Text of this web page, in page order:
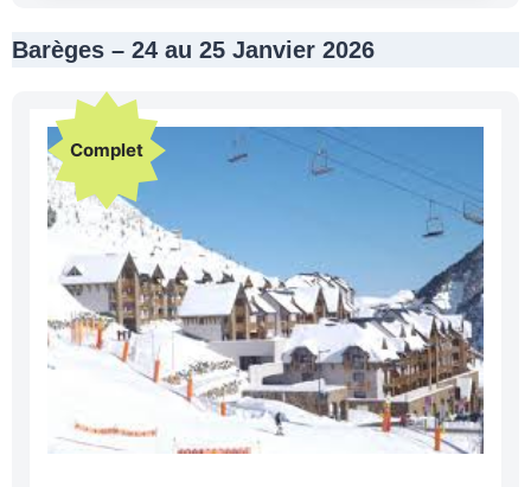
Barèges – 24 au 25 Janvier 2026
Complet